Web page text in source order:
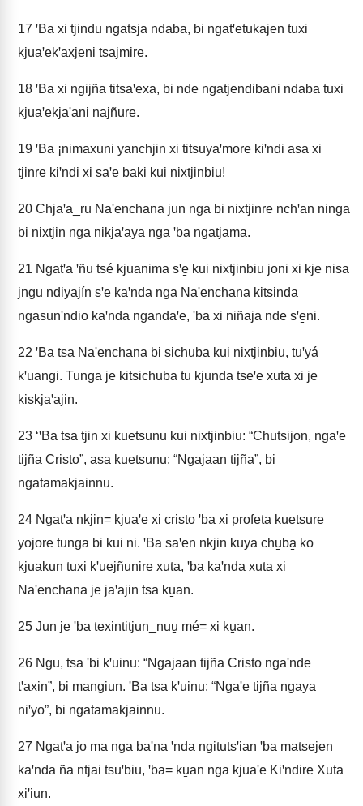
17 ꞌBa xi tjindu ngatsja ndaba, bi ngatꞌetukajen tuxi
kjuaꞌekꞌaxjeni tsajmire.
18 ꞌBa xi ngijña titsaꞌexa, bi nde ngatjendibani ndaba tuxi
kjuaꞌekjaꞌani najñure.
19 ꞌBa ¡nimaxuni yanchjin xi titsuyaꞌmore kiꞌndi asa xi
tjinre kiꞌndi xi saꞌe baki kui nixtjinbiu!
20 Chjaꞌa_ru Naꞌenchana jun nga bi nixtjinre nchꞌan ninga
bi nixtjin nga nikjaꞌaya nga ꞌba ngatjama.
21 Ngatꞌa ꞌñu tsé kjuanima sꞌe̱ kui nixtjinbiu joni xi kje nisa
jngu ndiyajín sꞌe kaꞌnda nga Naꞌenchana kitsinda
ngasunꞌndio kaꞌnda ngandaꞌe, ꞌba xi niñaja nde sꞌe̱ni.
22 ꞌBa tsa Naꞌenchana bi sichuba kui nixtjinbiu, tuꞌyá
kꞌuangi. Tunga je kitsichuba tu kjunda tseꞌe xuta xi je
kiskjaꞌajin.
23 ‘ꞌBa tsa tjin xi kuetsunu kui nixtjinbiu: “Chutsijon, ngaꞌe
tijña Cristo”, asa kuetsunu: “Ngajaan tijña”, bi
ngatamakjainnu.
24 Ngatꞌa nkjin= kjuaꞌe xi cristo ꞌba xi profeta kuetsure
yojore tunga bi kui ni. ꞌBa saꞌen nkjin kuya chu̱ba̱ ko
kjuakun tuxi kꞌuejñunire xuta, ꞌba kaꞌnda xuta xi
Naꞌenchana je jaꞌajin tsa ku̱an.
25 Jun je ꞌba texintitjun_nuu̱ mé= xi ku̱an.
26 Ngu, tsa ꞌbi kꞌuinu: “Ngajaan tijña Cristo ngaꞌnde
tꞌaxin”, bi mangiun. ꞌBa tsa kꞌuinu: “Ngaꞌe tijña ngaya
niꞌyo”, bi ngatamakjainnu.
27 Ngatꞌa jo ma nga baꞌna ꞌnda ngitutsꞌian ꞌba matsejen
kaꞌnda ña ntjai tsuꞌbiu, ꞌba= ku̱an nga kjuaꞌe Kiꞌndire Xuta
xiꞌiun.